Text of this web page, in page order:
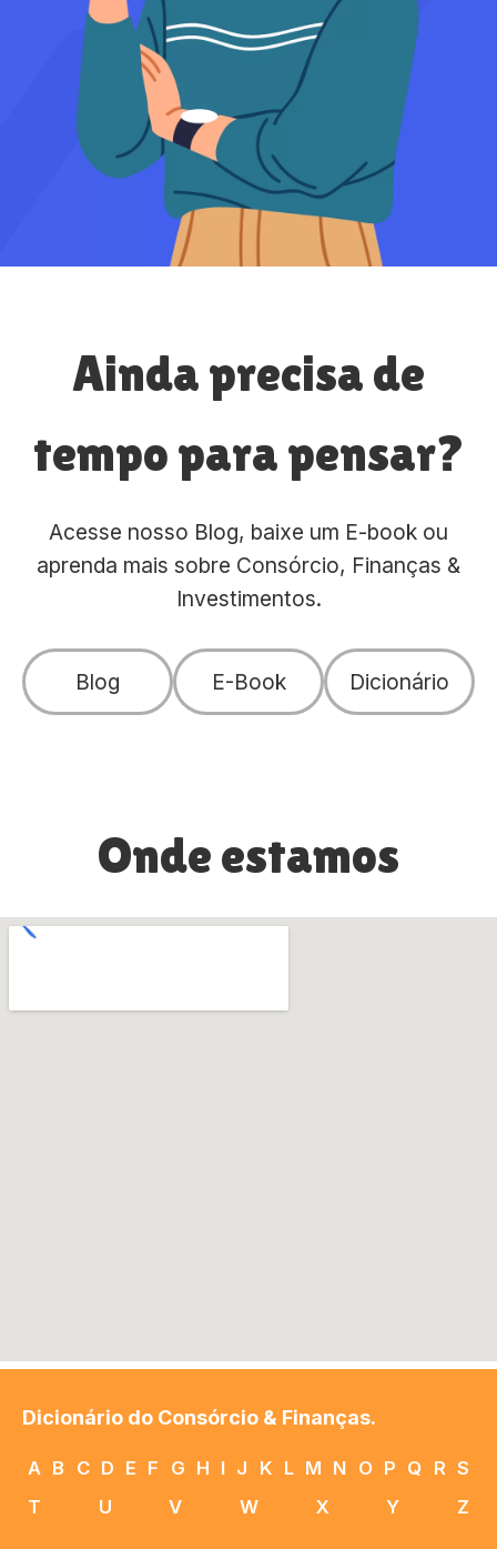
Ainda precisa de
tempo para pensar?
Acesse nosso Blog, baixe um E-book ou
aprenda mais sobre Consórcio, Finanças &
Investimentos.
Blog E-Book Dicionário
Onde estamos
Dicionário do Consórcio & Finanças.
A B C D E F G H I J K L M N O P Q R S
T
U V W X Y Z